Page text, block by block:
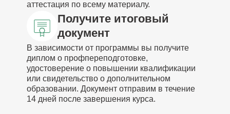
аттестация по всему материалу.
Получите итоговый
документ
В зависимости от программы вы получите
диплом о профпереподготовке,
удостоверение о повышении квалификации
или свидетельство о дополнительном
образовании. Документ отправим в течение
14 дней после завершения курса.